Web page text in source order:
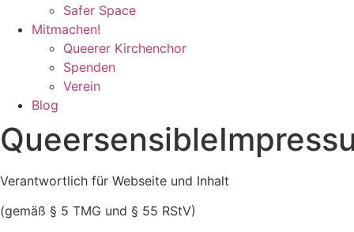
Safer Space
Mitmachen!
Queerer Kirchenchor
Spenden
Verein
Blog
Verantwortlich für Webseite und Inhalt
(gemäß § 5 TMG und § 55 RStV)